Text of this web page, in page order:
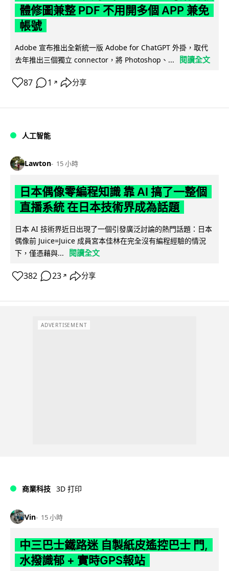
體修圖兼整 PDF 不用開多個 APP 兼免
帳號
Adobe 宣布推出全新統一版 Adobe for ChatGPT 外掛，取代
去年推出三個獨立 connector，將 Photoshop、...
閱讀全文
87 1 ↗ 分享
人工智能
Lawton 15 小時
日本偶像零編程知識 靠 AI 搞了一整個
直播系統 在日本技術界成為話題
日本 AI 技術界近日出現了一個引發廣泛討論的熱門話題：日本
偶像前 Juice=Juice 成員宮本佳林在完全沒有編程經驗的情況
下，僅憑藉與...
閱讀全文
382 23 ↗ 分享
ADVERTISEMENT
商業科技 3D 打印
Vin 15 小時
中三巴士鐵路迷 自製紙皮遙控巴士 門,
水撥識郁 + 實時GPS報站